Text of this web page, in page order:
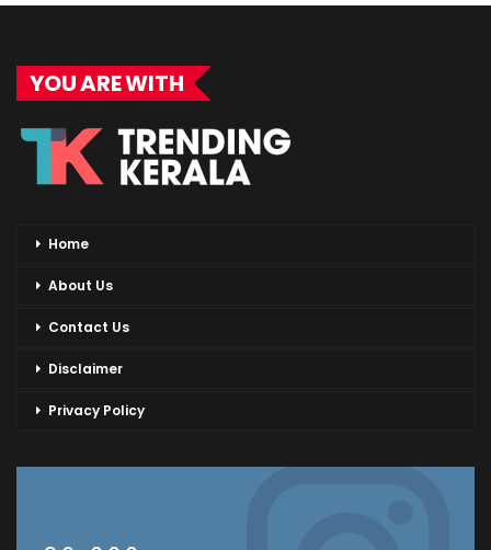
YOU ARE WITH
Home
About Us
Contact Us
Disclaimer
Privacy Policy